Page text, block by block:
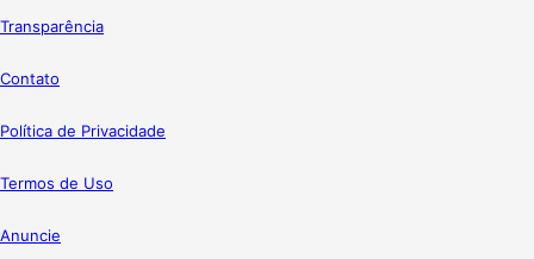
Transparência
Contato
Política de Privacidade
Termos de Uso
Anuncie